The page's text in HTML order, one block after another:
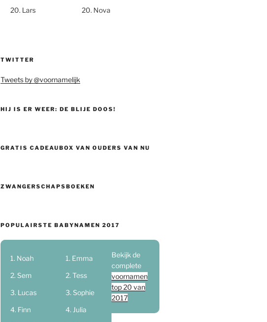
Lars Nova
TWITTER
Tweets by @voornamelijk
HIJ IS ER WEER: DE BLIJE DOOS!
GRATIS CADEAUBOX VAN OUDERS VAN NU
ZWANGERSCHAPSBOEKEN
POPULAIRSTE BABYNAMEN 2017
Noah
Sem
Lucas
Finn
Emma
Tess
Sophie
Julia
Bekijk de
complete
voornamen
top 20 van
2017